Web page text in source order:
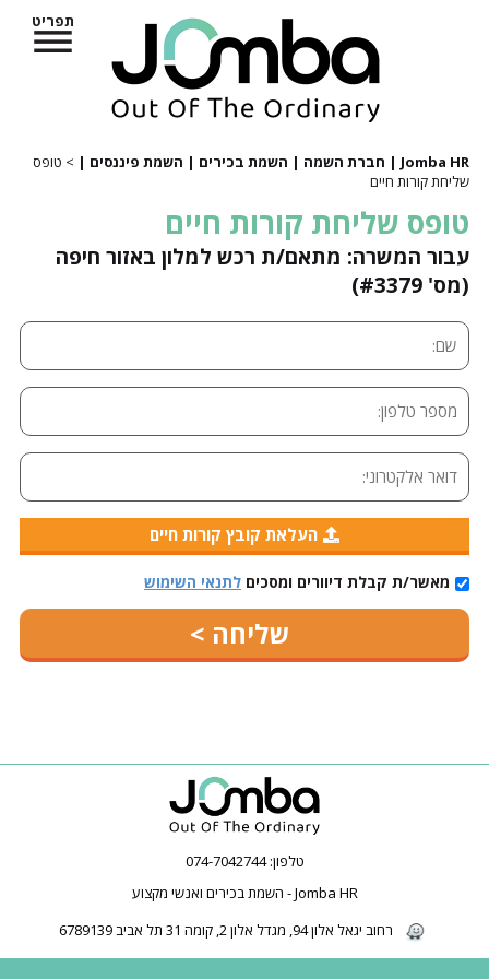
תפריט
Jomba HR | חברת השמה | השמת בכירים | השמת פיננסים |
> טופס
שליחת קורות חיים
טופס שליחת קורות חיים
עבור המשרה: מתאם/ת רכש למלון באזור חיפה
(מס' #3379)
העלאת קובץ קורות חיים
מאשר/ת קבלת דיוורים ומסכים לתנאי השימוש
טלפון:074-7042744
Jomba HR - השמת בכירים ואנשי מקצוע
רחוב יגאל אלון 94, מגדל אלון 2, קומה 31 תל אביב 6789139